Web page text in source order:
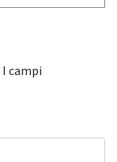
I campi